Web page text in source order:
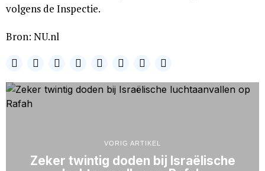
volgens de Inspectie.
Bron: NU.nl
VORIG ARTIKEL
Zeker twintig doden bij Israëlische